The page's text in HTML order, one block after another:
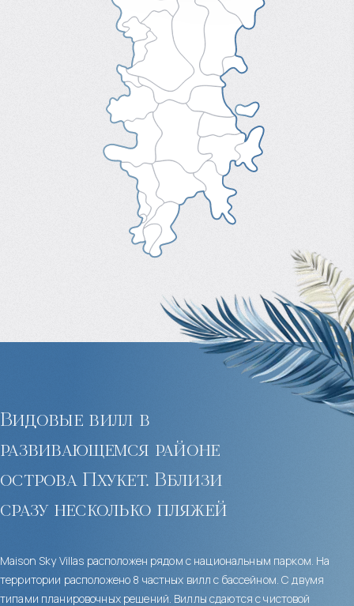
Видовые вилл в
развивающемся районе
острова Пхукет. Вблизи
сразу несколько пляжей
Maison Sky Villas расположен рядом с национальным парком. На
территории расположено 8 частных вилл с бассейном. С двумя
типами планировочных решений. Виллы сдаются с чистовой